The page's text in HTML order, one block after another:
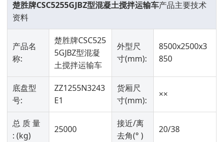
楚胜牌CSC5255GJBZ型混凝土搅拌运输车产品主要技术
资料
产品名
称:
楚胜牌CSC525
5GJBZ型混凝
土搅拌运输车
外型尺
寸(mm):
8500x2500x3
850
底盘型
号:
ZZ1255N3243
E1
货厢尺
寸(mm):
××
总 质 量
: (kg)
25000
接近/离
去角(° )
20/38